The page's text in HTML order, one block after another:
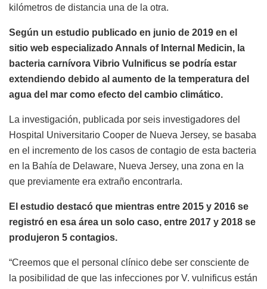
kilómetros de distancia una de la otra.
Según un estudio publicado en junio de 2019 en el
sitio web especializado Annals of Internal Medicin, la
bacteria carnívora Vibrio Vulnificus se podría estar
extendiendo debido al aumento de la temperatura del
agua del mar como efecto del cambio climático.
La investigación, publicada por seis investigadores del
Hospital Universitario Cooper de Nueva Jersey, se basaba
en el incremento de los casos de contagio de esta bacteria
en la Bahía de Delaware, Nueva Jersey, una zona en la
que previamente era extraño encontrarla.
El estudio destacó que mientras entre 2015 y 2016 se
registró en esa área un solo caso, entre 2017 y 2018 se
produjeron 5 contagios.
“Creemos que el personal clínico debe ser consciente de
la posibilidad de que las infecciones por V. vulnificus están